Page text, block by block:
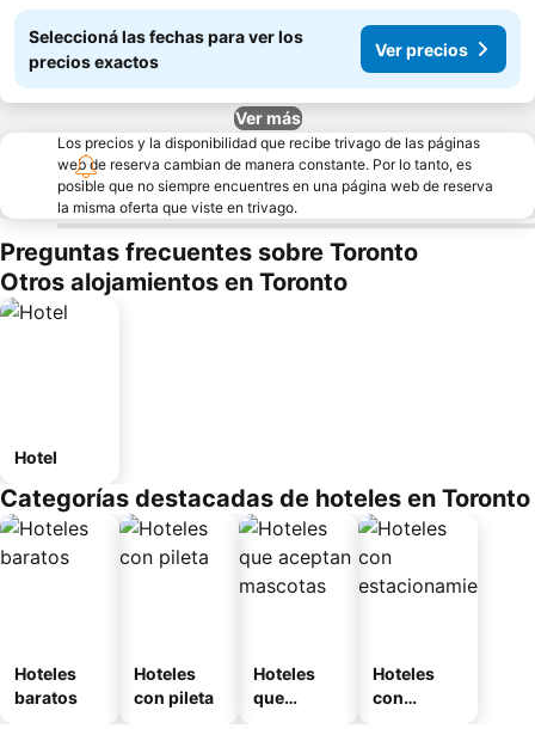
Seleccioná las fechas para ver los
precios exactos
Ver precios
Ver más
Los precios y la disponibilidad que recibe trivago de las páginas
web de reserva cambian de manera constante. Por lo tanto, es
posible que no siempre encuentres en una página web de reserva
la misma oferta que viste en trivago.
Preguntas frecuentes sobre Toronto
Otros alojamientos en Toronto
Hotel
Categorías destacadas de hoteles en Toronto
Hoteles
baratos
Hoteles
con pileta
Hoteles
que
Hoteles
con